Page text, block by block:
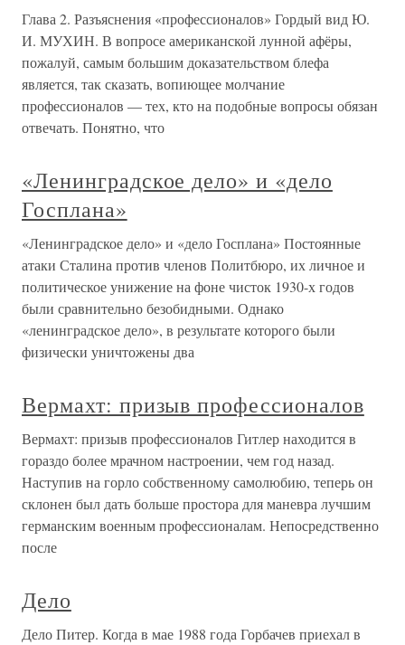
Глава 2. Разъяснения «профессионалов» Гордый вид Ю.
И. МУХИН. В вопросе американской лунной афёры,
пожалуй, самым большим доказательством блефа
является, так сказать, вопиющее молчание
профессионалов — тех, кто на подобные вопросы обязан
отвечать. Понятно, что
«Ленинградское дело» и «дело
Госплана»
«Ленинградское дело» и «дело Госплана» Постоянные
атаки Сталина против членов Политбюро, их личное и
политическое унижение на фоне чисток 1930-х годов
были сравнительно безобидными. Однако
«ленинградское дело», в результате которого были
физически уничтожены два
Вермахт: призыв профессионалов
Вермахт: призыв профессионалов Гитлер находится в
гораздо более мрачном настроении, чем год назад.
Наступив на горло собственному самолюбию, теперь он
склонен был дать больше простора для маневра лучшим
германским военным профессионалам. Непосредственно
после
Дело
Дело Питер. Когда в мае 1988 года Горбачев приехал в